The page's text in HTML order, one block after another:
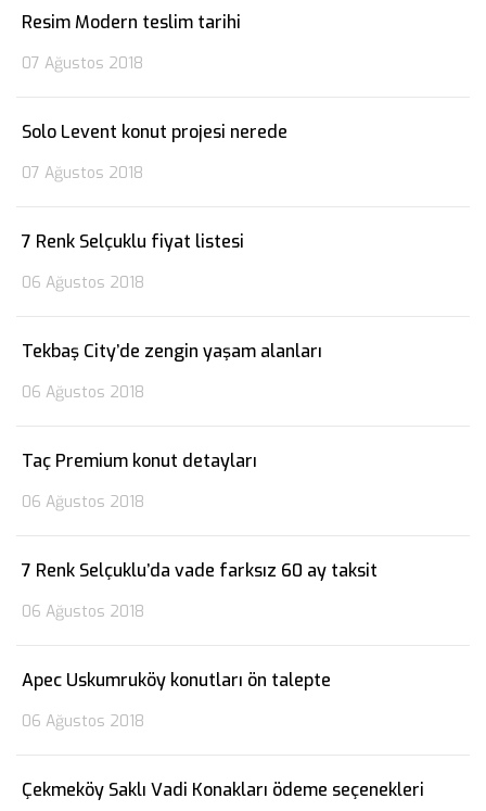
Resim Modern teslim tarihi
07 Ağustos 2018
Solo Levent konut projesi nerede
07 Ağustos 2018
7 Renk Selçuklu fiyat listesi
06 Ağustos 2018
Tekbaş City’de zengin yaşam alanları
06 Ağustos 2018
Taç Premium konut detayları
06 Ağustos 2018
7 Renk Selçuklu’da vade farksız 60 ay taksit
06 Ağustos 2018
Apec Uskumruköy konutları ön talepte
06 Ağustos 2018
Çekmeköy Saklı Vadi Konakları ödeme seçenekleri